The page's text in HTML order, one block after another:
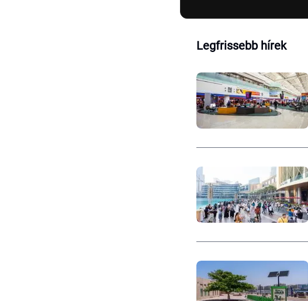
Legfrissebb hírek